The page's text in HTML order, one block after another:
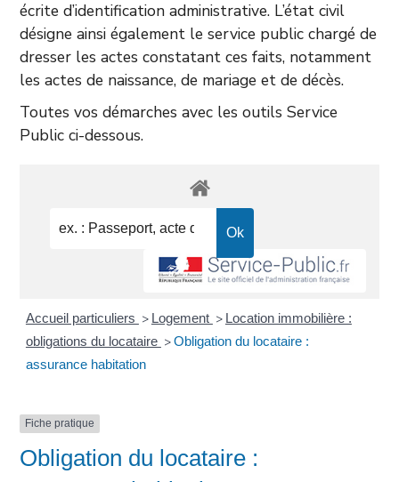
écrite d’identification administrative. L’état civil
désigne ainsi également le service public chargé de
dresser les actes constatant ces faits, notamment
les actes de naissance, de mariage et de décès.
Toutes vos démarches avec les outils Service
Public ci-dessous.
Accueil particuliers > Logement > Location immobilière :
obligations du locataire >Obligation du locataire :
assurance habitation
Fiche pratique
Obligation du locataire :